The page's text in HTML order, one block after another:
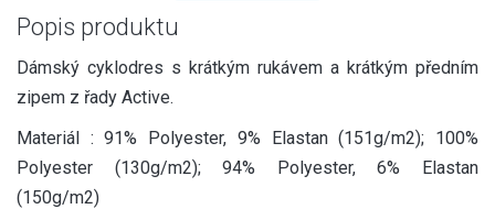
Popis produktu
Dámský cyklodres s krátkým rukávem a krátkým předním
zipem z řady Active.
Materiál : 91% Polyester, 9% Elastan (151g/m2); 100%
Polyester (130g/m2); 94% Polyester, 6% Elastan
(150g/m2)